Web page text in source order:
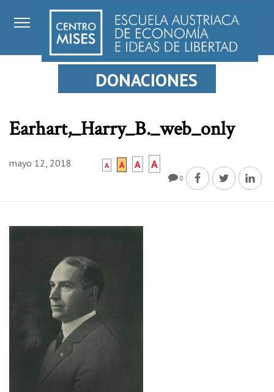
DONACIONES
Earhart,_Harry_B._web_only
mayo 12, 2018 A A A A
0